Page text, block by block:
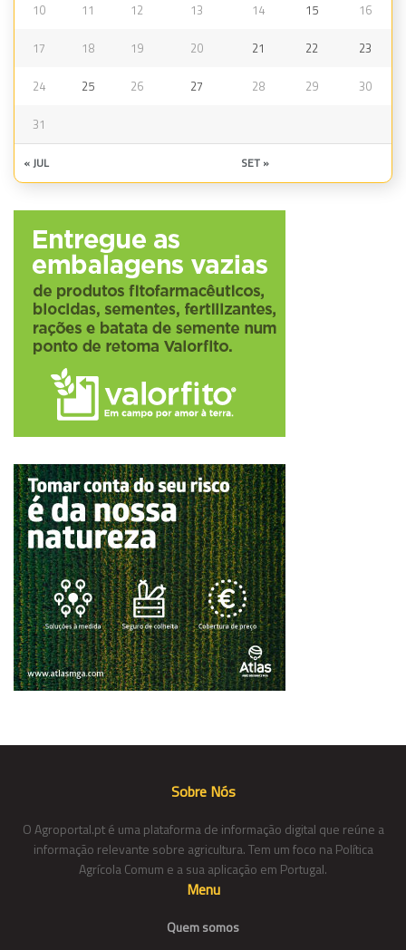
10 11 12 13 14 15 16
17 18 19 20 21 22 23
24 25 26 27 28 29 30
31
« JUL SET »
Sobre Nós
O Agroportal.pt é uma plataforma de informação digital que reúne a
informação relevante sobre agricultura. Tem um foco na Política
Agrícola Comum e a sua aplicação em Portugal.
Menu
Quem somos